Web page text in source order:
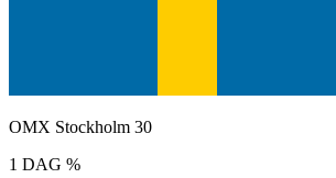
OMX Stockholm 30
1 DAG %